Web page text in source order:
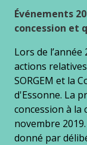
Événements
concession et
Lors de l’année
actions
SORGEM et la
d'Essonne. La
concession à la
novembre
donné par